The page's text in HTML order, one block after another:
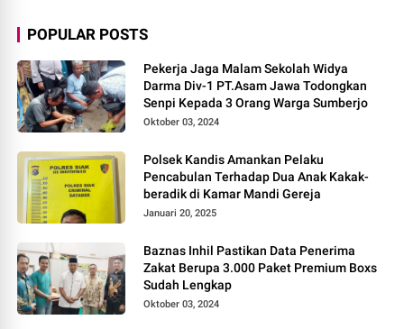
POPULAR POSTS
Pekerja Jaga Malam Sekolah Widya
Darma Div-1 PT.Asam Jawa Todongkan
Senpi Kepada 3 Orang Warga Sumberjo
Oktober 03, 2024
Polsek Kandis Amankan Pelaku
Pencabulan Terhadap Dua Anak Kakak-
beradik di Kamar Mandi Gereja
Januari 20, 2025
Baznas Inhil Pastikan Data Penerima
Zakat Berupa 3.000 Paket Premium Boxs
Sudah Lengkap
Oktober 03, 2024